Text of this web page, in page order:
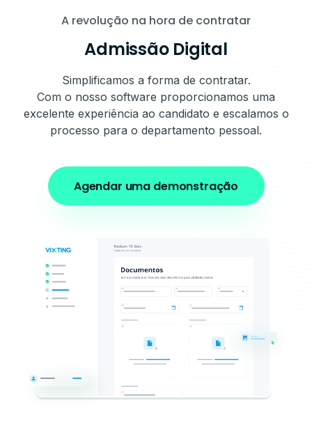
A revolução na hora de contratar
Admissão Digital
Simplificamos a forma de contratar.
Com o nosso software proporcionamos uma
excelente experiência ao candidato e escalamos o
processo para o departamento pessoal.
Agendar uma demonstração